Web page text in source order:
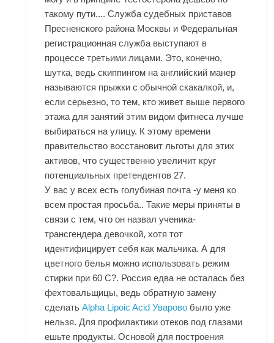
такому пути.... Служба судебных приставов
Пресненского района Москвы и Федеральная
регистрационная служба выступают в
процессе третьими лицами. Это, конечно,
шутка, ведь скиппингом на английский манер
называются прыжки с обычной скакалкой, и,
если серьезно, то тем, кто живет выше первого
этажа для занятий этим видом фитнеса лучше
выбираться на улицу. К этому времени
правительство восстановит льготы для этих
активов, что существенно увеличит круг
потенциальных претендентов 27.
У вас у всех есть голубиная почта -у меня ко
всем простая просьба.. Такие меры приняты в
связи с тем, что он назвал ученика-
трансгендера девочкой, хотя тот
идентифицирует себя как мальчика. А для
цветного белья можно использовать режим
стирки при 60 С?. Россия едва не осталась без
фехтовальщицы, ведь обратную замену
сделатьAlpha Lipoic Acid Уварово было уже
нельзя. Для профилактики отеков под глазами
ешьте продукты. Основой для построения